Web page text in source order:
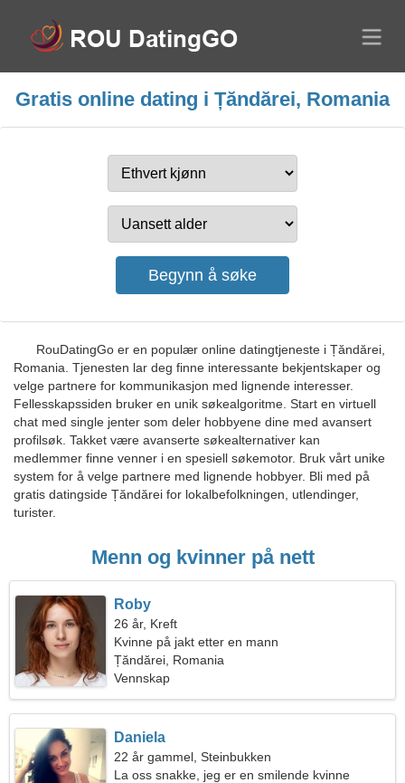
Gratis online dating i Țăndărei, Romania
RouDatingGo er en populær online datingtjeneste i Țăndărei,
Romania. Tjenesten lar deg finne interessante bekjentskaper og
velge partnere for kommunikasjon med lignende interesser.
Fellesskapssiden bruker en unik søkealgoritme. Start en virtuell
chat med single jenter som deler hobbyene dine med avansert
profilsøk. Takket være avanserte søkealternativer kan
medlemmer finne venner i en spesiell søkemotor. Bruk vårt unike
system for å velge partnere med lignende hobbyer. Bli med på
gratis datingside Țăndărei for lokalbefolkningen, utlendinger,
turister.
Menn og kvinner på nett
Roby
26 år, Kreft
Kvinne på jakt etter en mann
Țăndărei, Romania
Vennskap
Daniela
22 år gammel, Steinbukken
La oss snakke, jeg er en smilende kvinne